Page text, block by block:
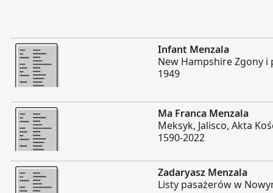
Więcej
Infant Menzala
New Hampshire Zgony i
1949
Więcej
Ma Franca Menzala
Meksyk, Jalisco, Akta
1590-2022
Więcej
Zadaryasz Menzala
Listy pasażerów w